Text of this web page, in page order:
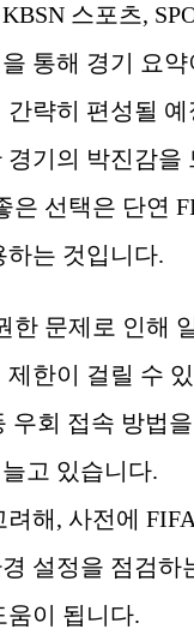
스포츠,
통해 경기 요
간략히 편성될
경기의 박진감을
은 선택은 단연
하는 것입니다.
한 문제로 인해
제한이 걸릴 수
우회 접속 방법
고 있습니다.
려해, 사전에
설정을 점검하
움이 됩니다.